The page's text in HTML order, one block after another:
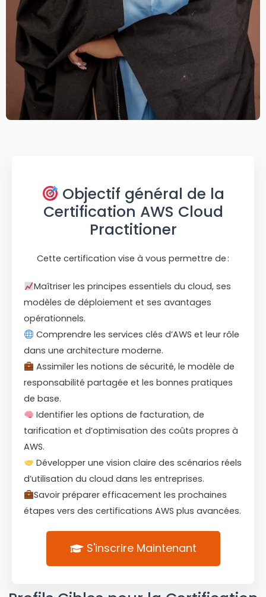
Objectif général de la
Certification AWS Cloud
Practitioner
Cette certification vise à vous permettre de :
Maîtriser les principes essentiels du cloud, ses
modèles de déploiement et ses avantages
opérationnels.
Comprendre les services clés d’AWS et leur rôle
dans une architecture moderne.
Assimiler les notions de sécurité, le modèle de
responsabilité partagée et les bonnes pratiques
de base.
Identifier les options de facturation, de
tarification et d’optimisation des coûts propres à
AWS.
Développer une vision claire des scénarios réels
d’utilisation du cloud dans les entreprises.
Savoir préparer efficacement les prochaines
étapes vers des certifications AWS plus avancées.
S'inscrire Maintenant